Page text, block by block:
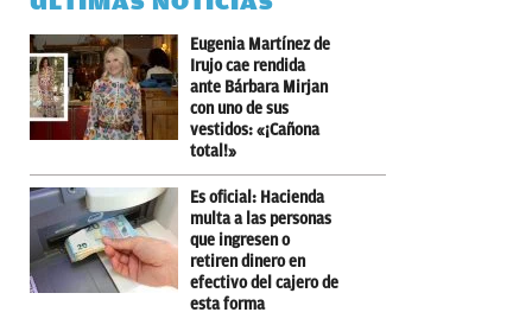
Eugenia Martínez de
Irujo cae rendida
ante Bárbara Mirjan
con uno de sus
vestidos: «¡Cañona
total!»
Es oficial: Hacienda
multa a las personas
que ingresen o
retiren dinero en
efectivo del cajero de
esta forma